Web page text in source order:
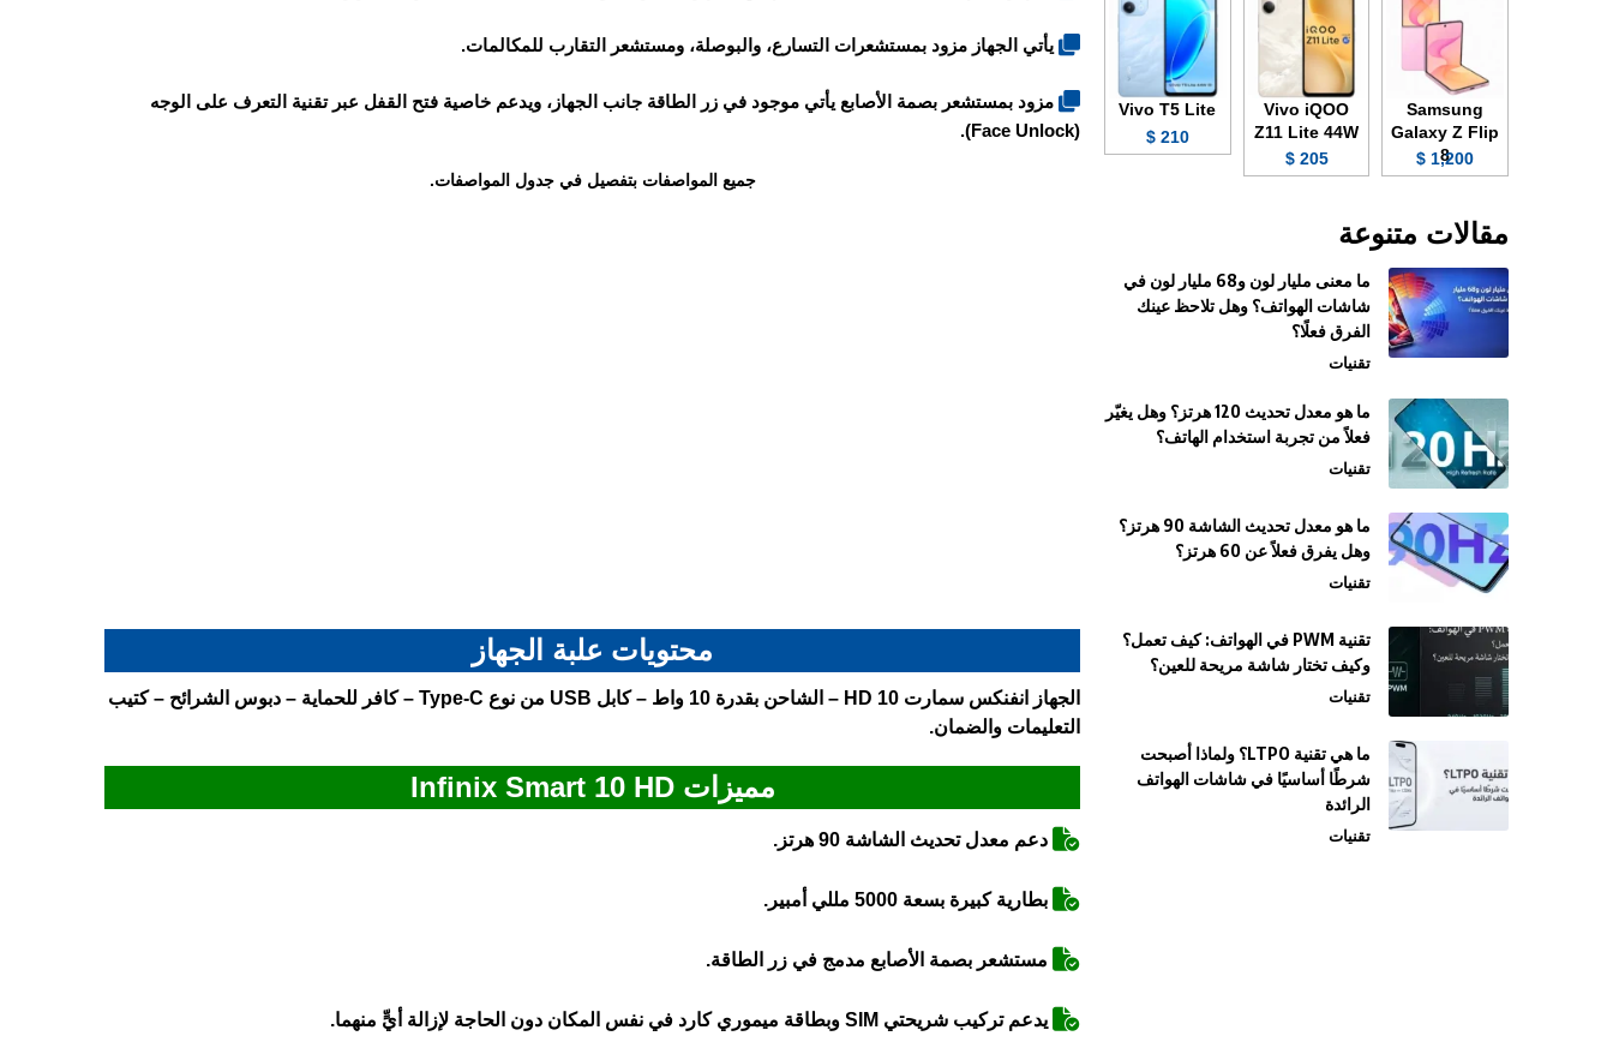
يأتي الجهاز مزود بمستشعرات التسارع، والبوصلة، ومستشعر التقارب للمكالمات.
مزود بمستشعر بصمة الأصابع يأتي موجود في زر الطاقة جانب الجهاز، ويدعم خاصية فتح القفل عبر تقنية التعرف على الوجه
(Face Unlock).
جميع المواصفات بتفصيل في جدول المواصفات.
محتويات علبة الجهاز
الجهاز انفنكس سمارت 10 HD – الشاحن بقدرة 10 واط – كابل USB من نوع Type-C – كافر للحماية – دبوس الشرائح – كتيب
التعليمات والضمان.
مميزات Infinix Smart 10 HD
دعم معدل تحديث الشاشة 90 هرتز.
بطارية كبيرة بسعة 5000 مللي أمبير.
مستشعر بصمة الأصابع مدمج في زر الطاقة.
يدعم تركيب شريحتي SIM وبطاقة ميموري كارد في نفس المكان دون الحاجة لإزالة أيٍّ منهما.
Samsung
Galaxy Z Flip
8
1,200 $
Vivo iQOO
Z11 Lite 44W
205 $
Vivo T5 Lite
210 $
مقالات متنوعة
ما معنى مليار لون و68 مليار لون في
شاشات الهواتف؟ وهل تلاحظ عينك
الفرق فعلًا؟
تقنيات
ما هو معدل تحديث 120 هرتز؟ وهل يغيّر
فعلاً من تجربة استخدام الهاتف؟
تقنيات
ما هو معدل تحديث الشاشة 90 هرتز؟
وهل يفرق فعلاً عن 60 هرتز؟
تقنيات
تقنية PWM في الهواتف: كيف تعمل؟
وكيف تختار شاشة مريحة للعين؟
تقنيات
ما هي تقنية LTPO؟ ولماذا أصبحت
شرطًا أساسيًا في شاشات الهواتف
الرائدة
تقنيات